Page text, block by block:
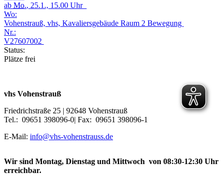
ab Mo., 25.1., 15.00 Uhr
Wo:
Vohenstrauß, vhs, Kavaliersgebäude Raum 2 Bewegung
Nr.:
V27607002
Status:
Plätze frei
vhs Vohenstrauß
Friedrichstraße 25 | 92648 Vohenstrauß
Tel.: 09651 398096-0| Fax: 09651 398096-1
E-Mail: info@vhs-vohenstrauss.de
Wir sind Montag, Dienstag und Mittwoch von 08:30-12:30 Uhr
erreichbar.